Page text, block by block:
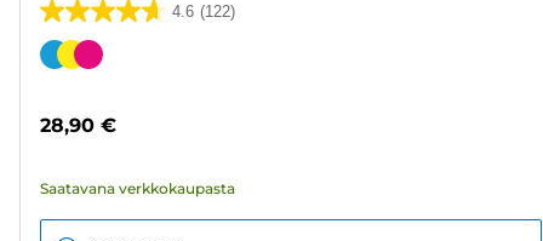
4.6 (122)
4.6/5
tähteä.
Värikasetti
28,90 €
Saatavana verkkokaupasta